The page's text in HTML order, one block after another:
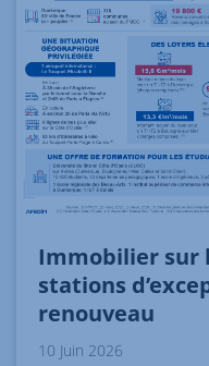
Immobilier sur
stations
renouveau
10 Juin 2026